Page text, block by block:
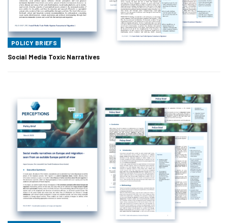
POLICY BRIEFS
Social Media Toxic Narratives